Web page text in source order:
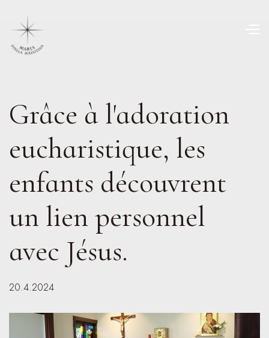
Grâce à l'adoration
eucharistique, les
enfants découvrent
un lien personnel
avec Jésus.
20.4.2024